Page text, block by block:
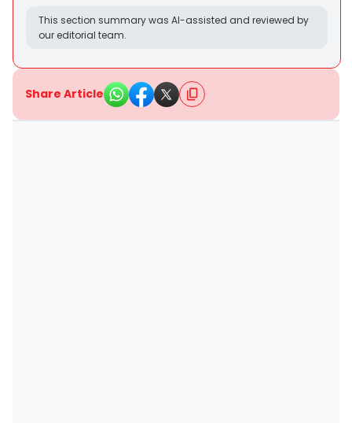
This section summary was AI-assisted and reviewed by
our editorial team.
Share Article